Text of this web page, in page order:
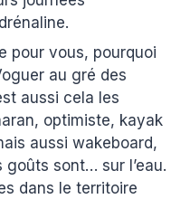
pour vous, pourquoi
au gré des
aussi cela les
optimiste, kayak
aussi wakeboard,
sont… sur l’eau.
dans le territoire